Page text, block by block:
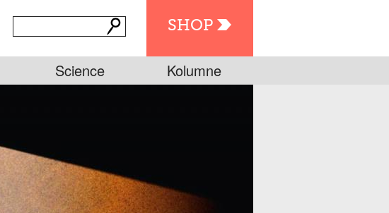
SHOP
Science Kolumne